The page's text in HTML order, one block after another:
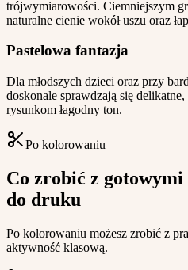
trójwymiarowości. Ciemniejszym
naturalne cienie wokół uszu oraz
Pastelowa fantazja
Dla młodszych dzieci oraz przy
doskonale sprawdzają się
rysunkom łagodny ton.
Po kolorowaniu
Co zrobić z
do druku
Po kolorowaniu możesz zrobić z
aktywność klasową.